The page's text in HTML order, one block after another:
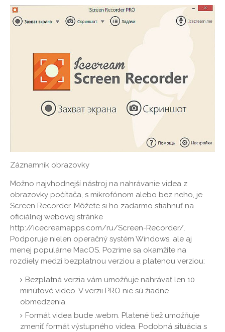
Záznamník obrazovky
Možno najvhodnejší nástroj na nahrávanie videa z
obrazovky počítača, s mikrofónom alebo bez neho, je
Screen Recorder. Môžete si ho zadarmo stiahnuť na
oficiálnej webovej stránke
http://icecreamapps.com/ru/Screen-Recorder/.
Podporuje nielen operačný systém Windows, ale aj
menej populárne MacOS. Pozrime sa okamžite na
rozdiely medzi bezplatnou verziou a platenou verziou:
Bezplatná verzia vám umožňuje nahrávať len 10
minútové video. V verzii PRO nie sú žiadne
obmedzenia.
Formát videa bude .webm. Platené tiež umožňuje
zmeniť formát výstupného videa. Podobná situácia s